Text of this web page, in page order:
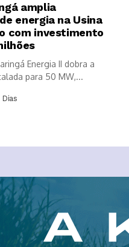
amplia
energia na Usina
com investimento
Energia II dobra a
para 50 MW,...